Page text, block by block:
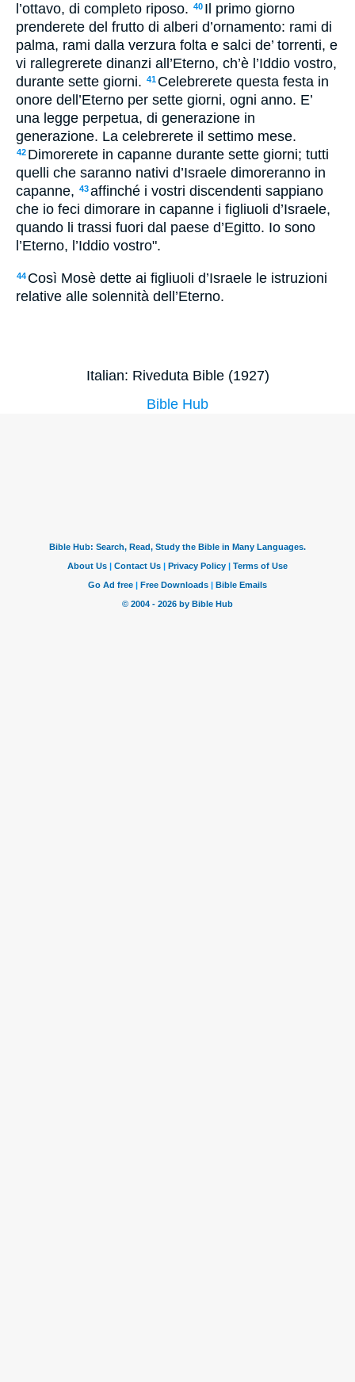
l’ottavo, di completo riposo. 40 Il primo giorno
prenderete del frutto di alberi d’ornamento: rami di
palma, rami dalla verzura folta e salci de’ torrenti, e
vi rallegrerete dinanzi all’Eterno, ch’è l’Iddio vostro,
durante sette giorni. 41 Celebrerete questa festa in
onore dell’Eterno per sette giorni, ogni anno. E’
una legge perpetua, di generazione in
generazione. La celebrerete il settimo mese.
42 Dimorerete in capanne durante sette giorni; tutti
quelli che saranno nativi d’Israele dimoreranno in
capanne, 43affinché i vostri discendenti sappiano
che io feci dimorare in capanne i figliuoli d’Israele,
quando li trassi fuori dal paese d’Egitto. Io sono
l’Eterno, l’Iddio vostro".
44 Così Mosè dette ai figliuoli d’Israele le istruzioni
relative alle solennità dell’Eterno.
Italian: Riveduta Bible (1927)
Bible Hub